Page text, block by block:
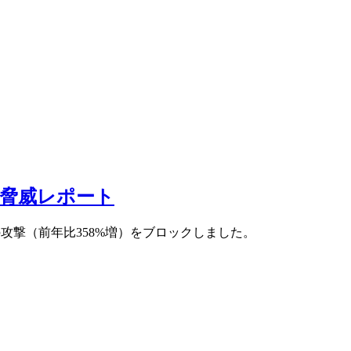
威レポート
撃（前年比358%増）をブロックしました。